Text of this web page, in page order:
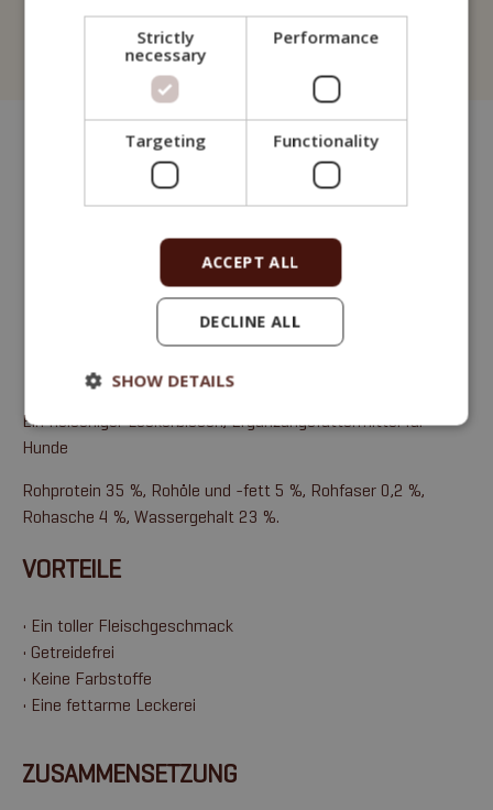
Fitmin for Life
Ein fleischiger Leckerbissen, Ergänzungsfuttermittel für
Hunde
Rohprotein 35 %, Rohöle und -fett 5 %, Rohfaser 0,2 %,
Rohasche 4 %, Wassergehalt 23 %.
VORTEILE
• Ein toller Fleischgeschmack
• Getreidefrei
• Keine Farbstoffe
• Eine fettarme Leckerei
ZUSAMMENSETZUNG
Strictly
necessary
Performance
Targeting Functionality
ACCEPT ALL
DECLINE ALL
SHOW DETAILS